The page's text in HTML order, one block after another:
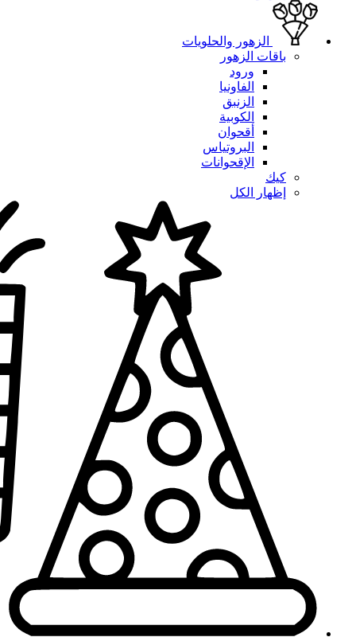
الزهور والحلويات
باقات الزهور
ورود
الفاونيا
الزنبق
الكوبية
أقحوان
البروتياس
الإقحوانات
كيك
إظهار الكل